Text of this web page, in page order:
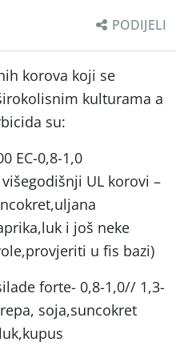
PODIJELI
korova koji se
kulturama a
su:
EC-0,8-1,0
UL korovi –
i još neke
u fis bazi)
forte- 0,8-1,0// 1,3-
soja,suncokret